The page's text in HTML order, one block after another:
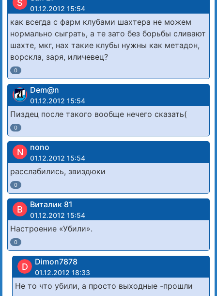
S
01.12.2012 15:54
как всегда с фарм клубами шахтера не можем
нормально сыграть, а те зато без борьбы сливают
шахте, мкг, нах такие клубы нужны как метадон,
ворскла, заря, иличевец?
0
Dem@n
01.12.2012 15:54
Пиздец после такого вообще нечего сказать(
0
N nono
01.12.2012 15:54
расслабились, звиздюки
0
В Виталик 81
01.12.2012 15:54
Настроение «Убили».
0
D Dimon7878
01.12.2012 18:33
Не то что убили, а просто выходные -прошли